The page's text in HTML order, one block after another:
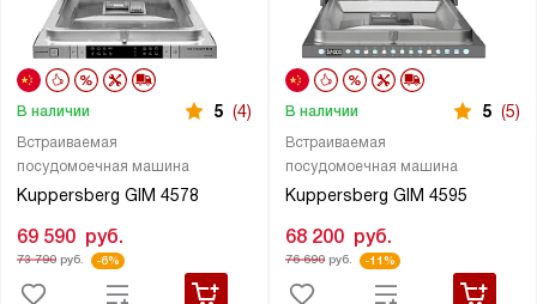
Встраиваемая
посудомоечная машина
Kuppersberg GIM 4578
В наличии 5 (4)
69 590 руб.
73 790руб. -6%
Встраиваемая
посудомоечная машина
Kuppersberg GIM 4595
В наличии 5 (5)
68 200 руб.
76 690руб. -11%